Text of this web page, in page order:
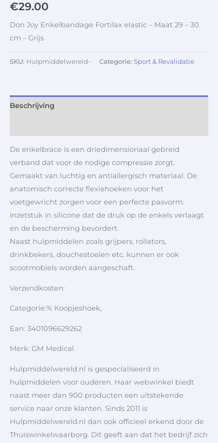
€29.00
Don Joy Enkelbandage Fortilax elastic – Maat 29 – 30
cm – Grijs
SKU: Hulpmiddelwereld- Categorie: Sport & Revalidatie
Beschrijving
De enkelbrace is een driedimensionaal gebreid
verband dat voor de nodige compressie zorgt.
Gemaakt van luchtig en antiallergisch materiaal. De
anatomisch correcte flexiehoeken voor het
voetgewricht zorgen voor een perfecte pasvorm.
Inzetstuk in silicone dat de druk op de enkels verlaagt
en de bescherming bevordert.
Naast hulpmiddelen zoals grijpers, rollators,
drinkbekers, douchestoelen etc. kunnen er ook
scootmobiels worden aangeschaft.
Verzendkosten:
Categorie:% Koopjeshoek,
Ean: 3401096629262
Merk: GM Medical
Hulpmiddelwereld.nl is gespecialiseerd in
hulpmiddelen voor ouderen. Haar webwinkel biedt
naast meer dan 900 producten een uitstekende
service naar onze klanten. Sinds 2011 is
Hulpmiddelwereld.nl dan ook officieel erkend door de
Thuiswinkelwaarborg. Dit geeft aan dat het bedrijf zich